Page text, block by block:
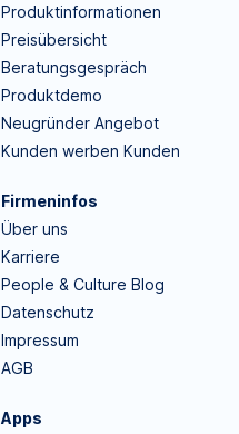
Produktinformationen
Preisübersicht
Beratungsgespräch
Produktdemo
Neugründer Angebot
Kunden werben Kunden
Firmeninfos
Über uns
Karriere
People & Culture Blog
Datenschutz
Impressum
AGB
Apps